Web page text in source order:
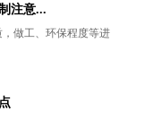
注意...
做工、环保程度等进